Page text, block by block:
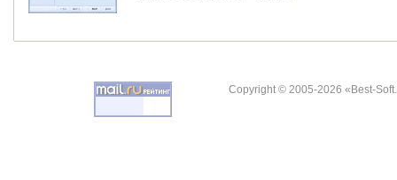
Copyright © 2005-2026 «Best-